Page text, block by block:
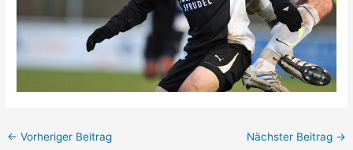
← Vorheriger Beitrag Nächster Beitrag →